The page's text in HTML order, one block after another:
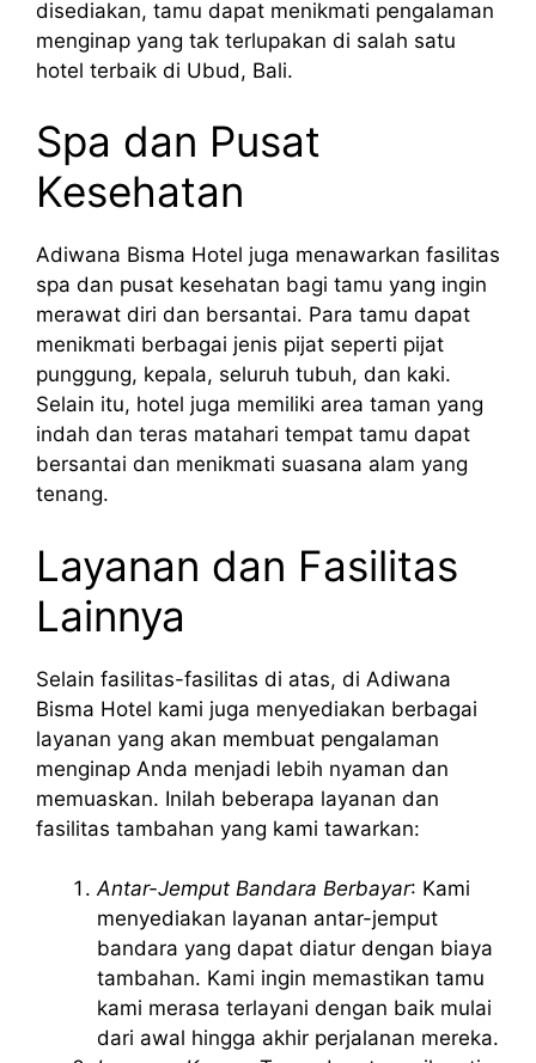
disediakan, tamu dapat menikmati pengalaman
menginap yang tak terlupakan di salah satu
hotel terbaik di Ubud, Bali.
Spa dan Pusat
Kesehatan
Adiwana Bisma Hotel juga menawarkan fasilitas
spa dan pusat kesehatan bagi tamu yang ingin
merawat diri dan bersantai. Para tamu dapat
menikmati berbagai jenis pijat seperti pijat
punggung, kepala, seluruh tubuh, dan kaki.
Selain itu, hotel juga memiliki area taman yang
indah dan teras matahari tempat tamu dapat
bersantai dan menikmati suasana alam yang
tenang.
Layanan dan Fasilitas
Lainnya
Selain fasilitas-fasilitas di atas, di Adiwana
Bisma Hotel kami juga menyediakan berbagai
layanan yang akan membuat pengalaman
menginap Anda menjadi lebih nyaman dan
memuaskan. Inilah beberapa layanan dan
fasilitas tambahan yang kami tawarkan:
Antar-Jemput Bandara Berbayar: Kami
menyediakan layanan antar-jemput
bandara yang dapat diatur dengan biaya
tambahan. Kami ingin memastikan tamu
kami merasa terlayani dengan baik mulai
dari awal hingga akhir perjalanan mereka.